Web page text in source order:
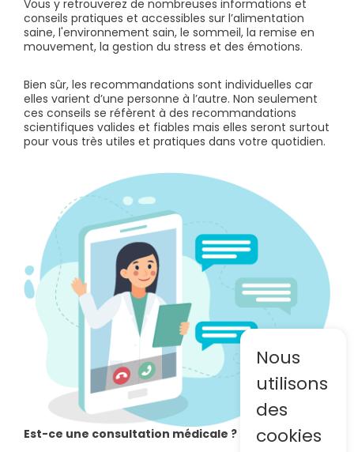
Vous y retrouverez de nombreuses informations et
conseils pratiques et accessibles sur l’alimentation
saine, l'environnement sain, le sommeil, la remise en
mouvement, la gestion du stress et des émotions.
Bien sûr, les recommandations sont individuelles car
elles varient d’une personne à l’autre. Non seulement
ces conseils se réfèrent à des recommandations
scientifiques valides et fiables mais elles seront surtout
pour vous très utiles et pratiques dans votre quotidien.
Est-ce une consultation médicale ?
Nous
utilisons
des
cookies